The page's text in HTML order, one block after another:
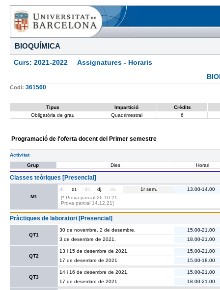
BIOQUÍMICA
Curs: 2021-2022 Assignatures - Horaris
Codi: 361560
Tipus Impartició
Crédits
Obligatòria de grau
Quadrimestral 6
Programació de l'oferta docent del Primer semestre
Activitat
Grup
Dies Horari
Classes teòriques [Presencial]
M1
dl. dt. dc. dj. dv. 1r sem.
13.00-14.00
[* Prova parcial 26.10.21
Prova parcial 14.12.21]
Pràctiques de laboratori [Presencial]
QT1
30 de novembre. 2 de desembre.
15.00-21.00
3 de desembre de 2021.
18.00-21.00
QT2
13 i 15 de desembre de 2021.
15.00-21.00
17 de desembre de 2021.
15.00-18.00
QT3
14 i 16 de desembre de 2021.
15.00-21.00
17 de desembre de 2021.
18.00-21.00